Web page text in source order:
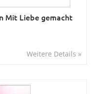
Mit Liebe gemacht
Weitere Details »